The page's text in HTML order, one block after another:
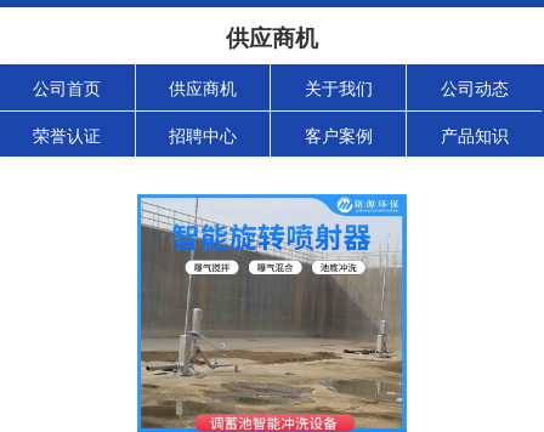
供应商机
公司首页 供应商机 关于我们 公司动态
荣誉认证 招聘中心 客户案例 产品知识